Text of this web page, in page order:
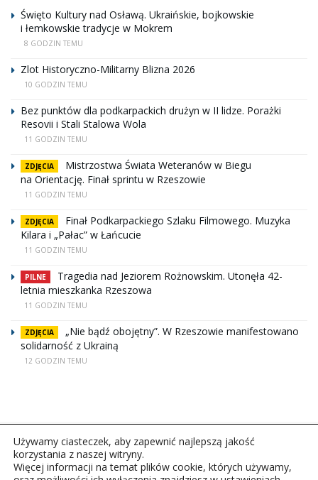
Święto Kultury nad Osławą. Ukraińskie, bojkowskie
i łemkowskie tradycje w Mokrem
8 GODZIN TEMU
Zlot Historyczno-Militarny Blizna 2026
10 GODZIN TEMU
Bez punktów dla podkarpackich drużyn w II lidze. Porażki
Resovii i Stali Stalowa Wola
11 GODZIN TEMU
ZDJĘCIA
Mistrzostwa Świata Weteranów w Biegu
na Orientację. Finał sprintu w Rzeszowie
11 GODZIN TEMU
ZDJĘCIA
Finał Podkarpackiego Szlaku Filmowego. Muzyka
Kilara i „Pałac” w Łańcucie
11 GODZIN TEMU
PILNE
Tragedia nad Jeziorem Rożnowskim. Utonęła 42-
letnia mieszkanka Rzeszowa
11 GODZIN TEMU
ZDJĘCIA
„Nie bądź obojętny”. W Rzeszowie manifestowano
solidarność z Ukrainą
12 GODZIN TEMU
Używamy ciasteczek, aby zapewnić najlepszą jakość
korzystania z naszej witryny.
Więcej informacji na temat plików cookie, których używamy,